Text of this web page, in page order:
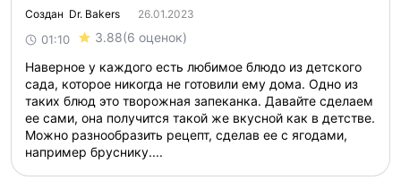
Создан Dr. Bakers 26.01.2023
01:10 3.88(6 оценок)
Наверное у каждого есть любимое блюдо из детского
сада, которое никогда не готовили ему дома. Одно из
таких блюд это творожная запеканка. Давайте сделаем
ее сами, она получится такой же вкусной как в детстве.
Можно разнообразить рецепт, сделав ее с ягодами,
например бруснику....